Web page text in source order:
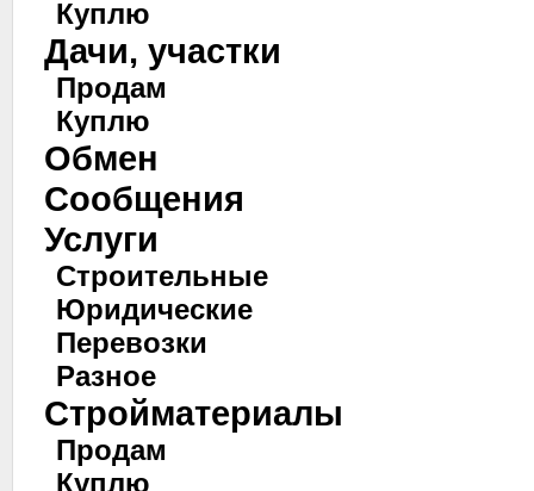
Куплю
Дачи, участки
Продам
Куплю
Обмен
Сообщения
Услуги
Строительные
Юридические
Перевозки
Разное
Стройматериалы
Продам
Куплю